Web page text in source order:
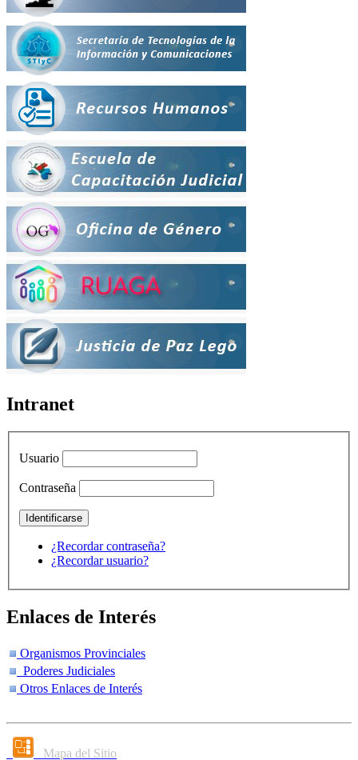
Intranet
Usuario
Contraseña
¿Recordar contraseña?
¿Recordar usuario?
Enlaces de Interés
Organismos Provinciales
Poderes Judiciales
Otros Enlaces de Interés
Mapa del Sitio